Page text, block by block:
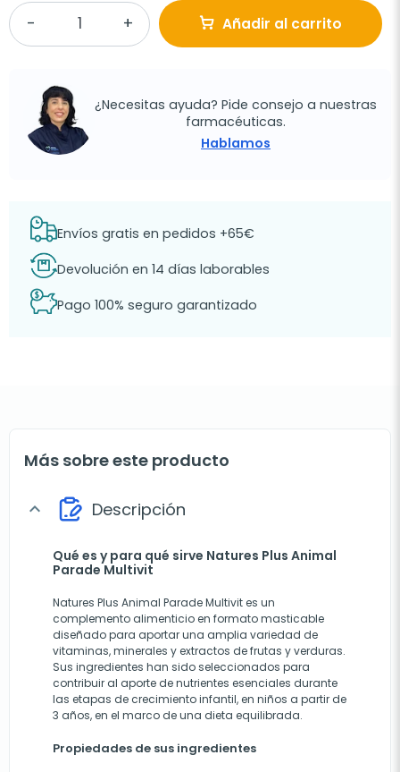
Añadir al carrito
¿Necesitas ayuda? Pide consejo a nuestras
farmacéuticas.
Hablamos
Envíos gratis en pedidos +65€
Devolución en 14 días laborables
Pago 100% seguro garantizado
Más sobre este producto
expand_more Descripción
Qué es y para qué sirve Natures Plus Animal
Parade Multivit
Natures Plus Animal Parade Multivit es un
complemento alimenticio en formato masticable
diseñado para aportar una amplia variedad de
vitaminas, minerales y extractos de frutas y verduras.
Sus ingredientes han sido seleccionados para
contribuir al aporte de nutrientes esenciales durante
las etapas de crecimiento infantil, en niños a partir de
3 años, en el marco de una dieta equilibrada.
Propiedades de sus ingredientes